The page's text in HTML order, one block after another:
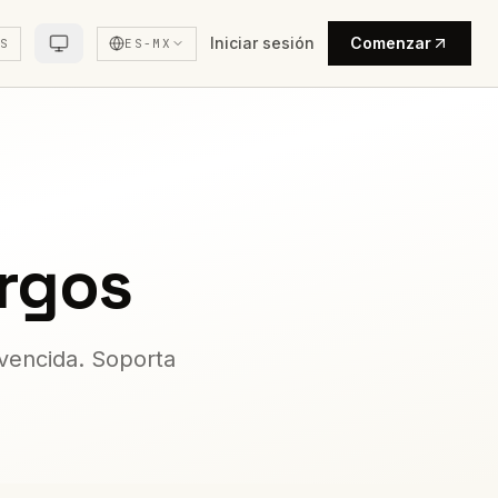
ES-MX Iniciar sesión Comenzar
Soporta